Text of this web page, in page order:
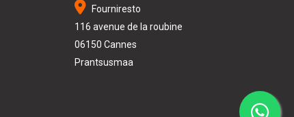
Fourniresto
116 avenue de la roubine
06150 Cannes
Prantsusmaa